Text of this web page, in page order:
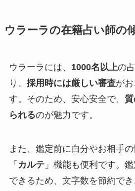
ウラーラの在籍占い師の
ウラーラには、 1000名以上の
り、 採用時には厳しい審査がお
す。そのため、安心安全で、
られるのが魅力です。
また、鑑定前に自分やお相手
「 カルテ」機能も便利です。
できるため、文字数を節約で